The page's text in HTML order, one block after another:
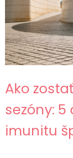
Ako
sezóny:
imunitu